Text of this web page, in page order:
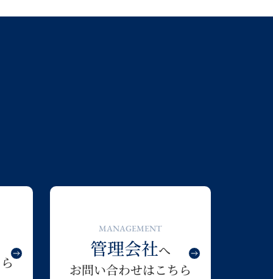
MANAGEMENT
管理会社へ
お問い合わせはこちら